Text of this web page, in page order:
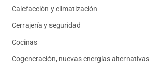
Calefacción y climatización
Cerrajería y seguridad
Cocinas
Cogeneración, nuevas energías alternativas